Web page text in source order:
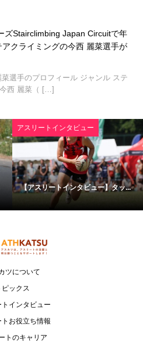
ズStairclimbing Japan Circuitで年
クライミングの今西 麗菜選手が
選手のプロフィール ジャンル ステ
西 麗菜（ […]
アスリートインタビュー
【アスリートインタビュー】タッ...
ツについて
ピックス
トインタビュー
トお役立ち情報
トのキャリア